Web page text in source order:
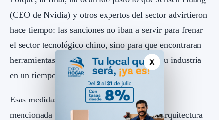
(CEO de Nvidia) y otros expertos del sector advirtieron
hace tiempo: las sanciones no iban a servir para frenar
el sector tecnológico chino, sino para que encontraran
herramientas y alternativas para potenciar su industria
en un tiempo récord.
Esas medidas comprenden desde la
mencionada tecnología inversa o la nueva arquitectura
X